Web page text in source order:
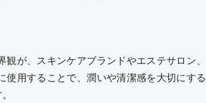
が、スキンケアブランドやエステサロン、
用することで、潤いや清潔感を大切にする